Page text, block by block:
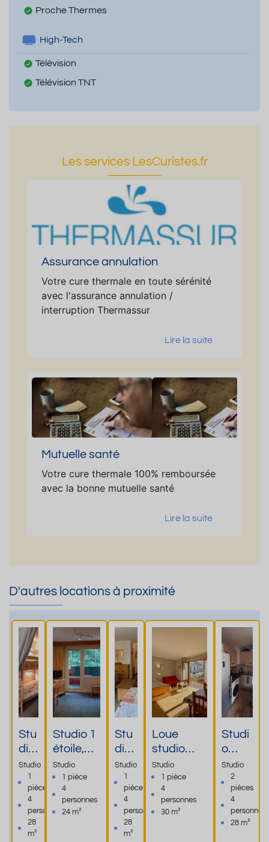
Proche Thermes
High-Tech
Télévision
Télévision TNT
Les services LesCuristes.fr
Assurance annulation
Votre cure thermale en toute sérénité
avec l'assurance annulation /
interruption Thermassur
Lire la suite
Mutuelle santé
Votre cure thermale 100% remboursée
avec la bonne mutuelle santé
Lire la suite
D'autres locations à proximité
Stu
dio
co
nfo
rta
ble
po
ur
Studio
1
pièce
4
personnes
28
m²
Studio 1
étoile,
rez-de-
chaussé
e, accès
direct
Studio
1 pièce
4
personnes
24 m²
Stu
dio -
Brid
es
les
Bai
ns
Studio
1
pièce
4
personnes
28
m²
Loue
studio
meublé
avec
grand
balcon
Studio
1 pièce
4
personnes
30 m²
Studi
o
pour
perso
nnes
à
Studio
2
pièces
4
personnes
28 m²